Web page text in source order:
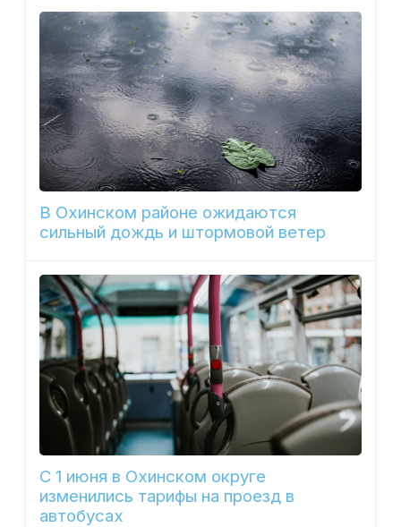
В Охинском районе ожидаются
сильный дождь и штормовой ветер
С 1 июня в Охинском округе
изменились тарифы на проезд в
автобусах